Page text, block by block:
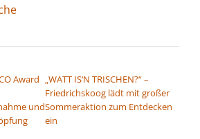
Award
und
„WATT IS‘N TRISCHEN?“ –
Friedrichskoog lädt mit großer
Sommeraktion zum Entdecken
ein